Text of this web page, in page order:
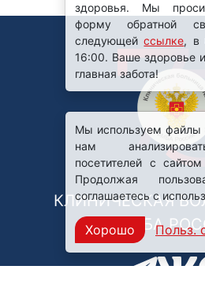
КЛИНИЧЕСКАЯ
ФМБА
здоровья. Мы
форму обратной
следующейссылке, в
16:00. Ваше здоровье
главная забота!
Мы используем файлы
нам
посетителей с
Продолжая
соглашаетесь с
Хорошо Польз.